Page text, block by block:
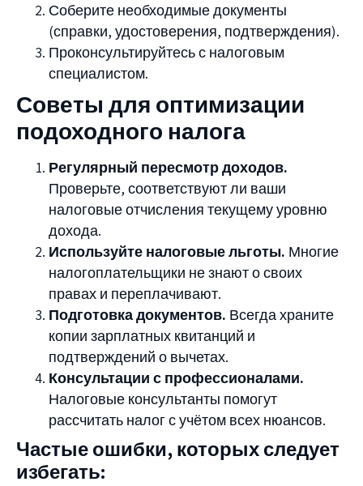
Соберите необходимые документы
(справки, удостоверения, подтверждения).
Проконсультируйтесь с налоговым
специалистом.
Советы для оптимизации
подоходного налога
Регулярный пересмотр доходов.
Проверьте, соответствуют ли ваши
налоговые отчисления текущему уровню
дохода.
Используйте налоговые льготы. Многие
налогоплательщики не знают о своих
правах и переплачивают.
Подготовка документов. Всегда храните
копии зарплатных квитанций и
подтверждений о вычетах.
Консультации с профессионалами.
Налоговые консультанты помогут
рассчитать налог с учётом всех нюансов.
Частые ошибки, которых следует
избегать: